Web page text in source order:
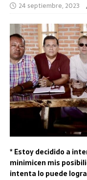
24 septiembre, 2023
* Estoy decidido a
minimicen mis
intenta lo puede